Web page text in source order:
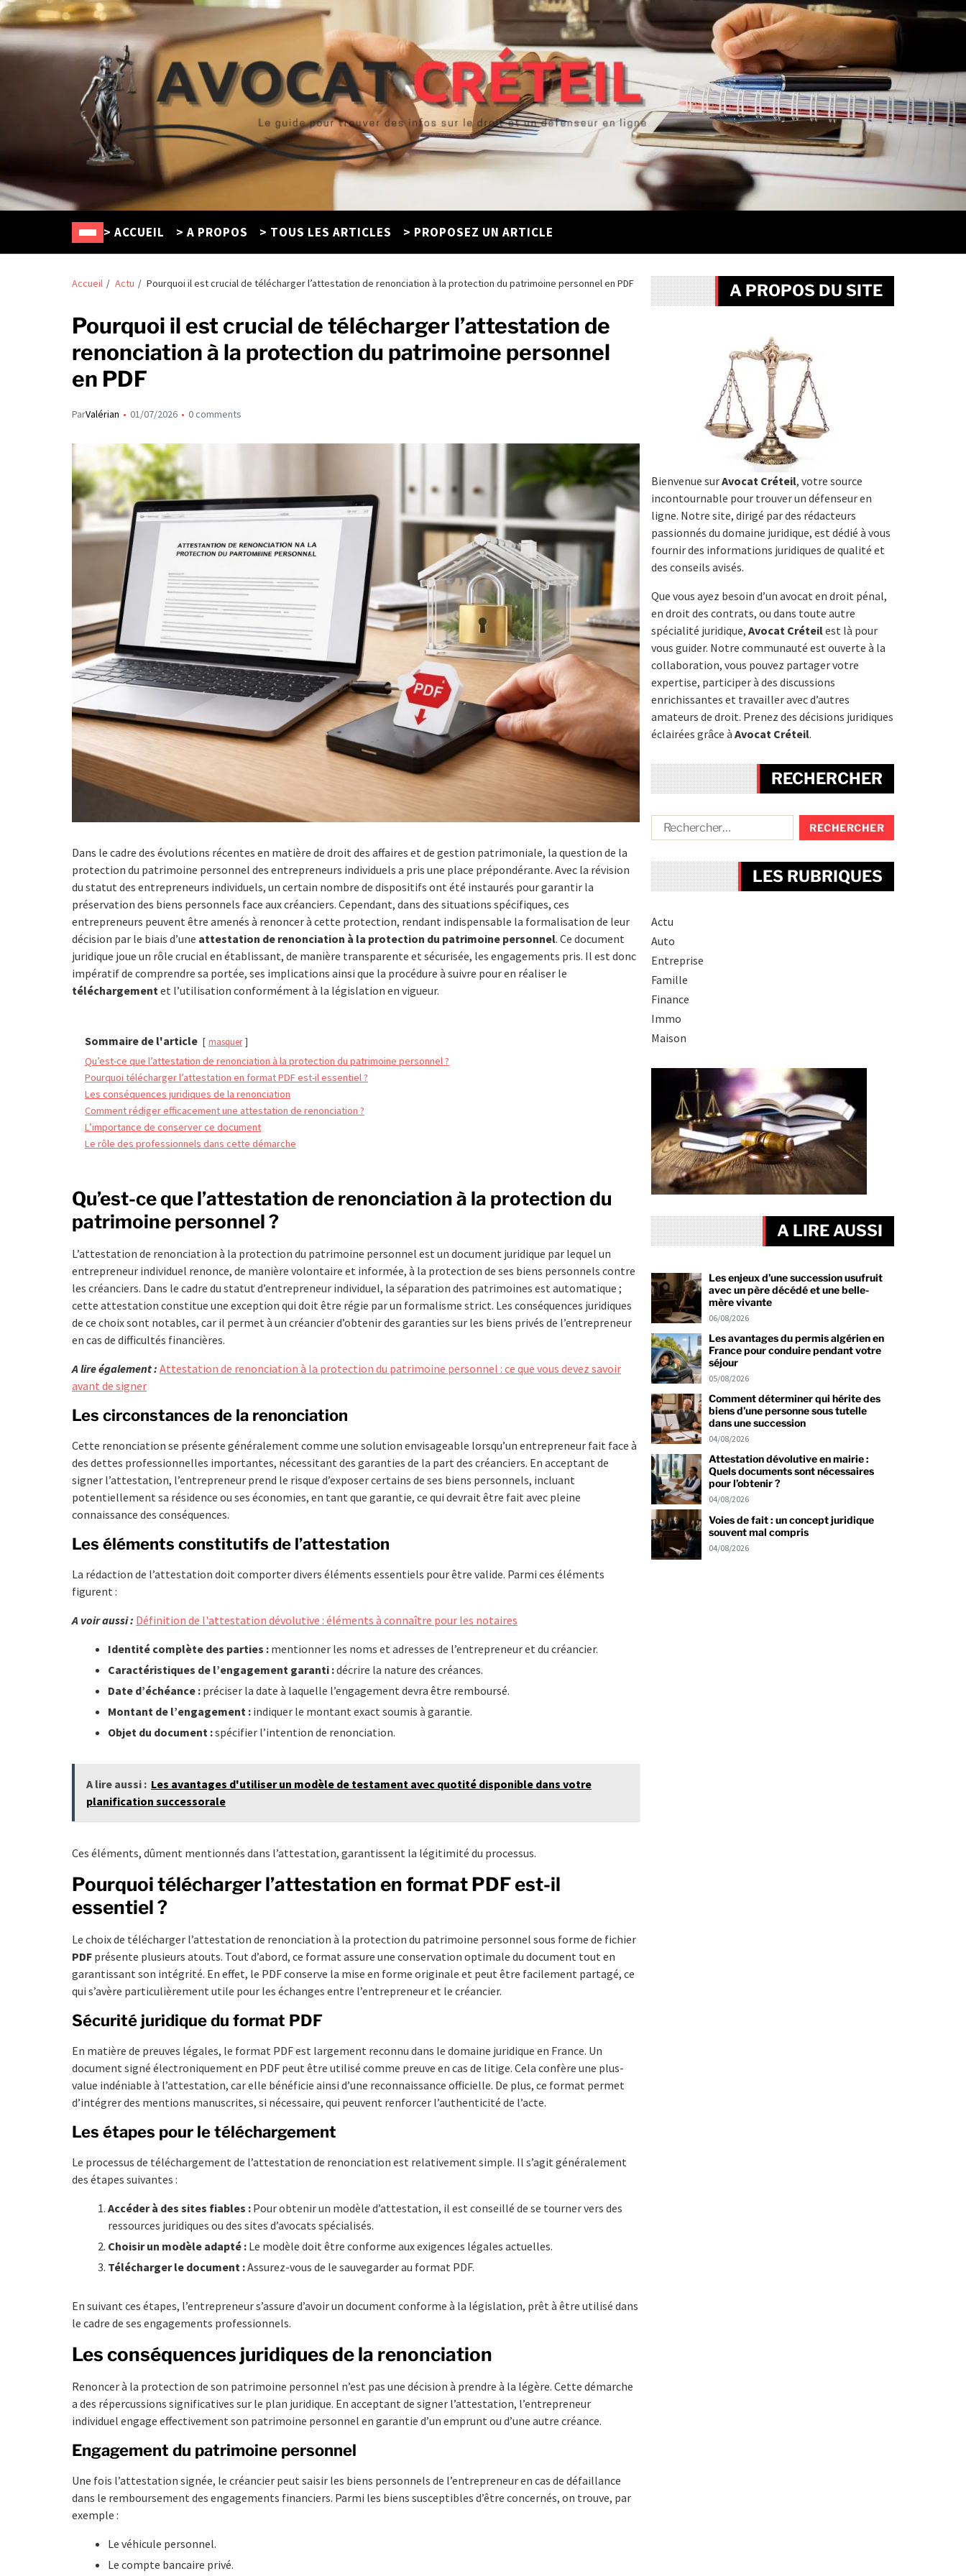
Avocat Créteil
Le guide pour trouver un défenseur en ligne
> ACCUEIL > A PROPOS > TOUS LES ARTICLES > PROPOSEZ UN ARTICLE
Accueil Actu Pourquoi il est crucial de télécharger l’attestation de renonciation à la protection du patrimoine personnel en PDF
Pourquoi il est crucial de télécharger l’attestation de
renonciation à la protection du patrimoine personnel
en PDF
ParValérian 01/07/2026 0 comments
Dans le cadre des évolutions récentes en matière de droit des affaires et de gestion patrimoniale, la question de la
protection du patrimoine personnel des entrepreneurs individuels a pris une place prépondérante. Avec la révision
du statut des entrepreneurs individuels, un certain nombre de dispositifs ont été instaurés pour garantir la
préservation des biens personnels face aux créanciers. Cependant, dans des situations spécifiques, ces
entrepreneurs peuvent être amenés à renoncer à cette protection, rendant indispensable la formalisation de leur
décision par le biais d’une attestation de renonciation à la protection du patrimoine personnel. Ce document
juridique joue un rôle crucial en établissant, de manière transparente et sécurisée, les engagements pris. Il est donc
impératif de comprendre sa portée, ses implications ainsi que la procédure à suivre pour en réaliser le
téléchargement et l’utilisation conformément à la législation en vigueur.
Sommaire de l'article masquer
Qu’est-ce que l’attestation de renonciation à la protection du patrimoine personnel ?
Pourquoi télécharger l’attestation en format PDF est-il essentiel ?
Les conséquences juridiques de la renonciation
Comment rédiger efficacement une attestation de renonciation ?
L’importance de conserver ce document
Le rôle des professionnels dans cette démarche
Qu’est-ce que l’attestation de renonciation à la protection du
patrimoine personnel ?
L’attestation de renonciation à la protection du patrimoine personnel est un document juridique par lequel un
entrepreneur individuel renonce, de manière volontaire et informée, à la protection de ses biens personnels contre
les créanciers. Dans le cadre du statut d’entrepreneur individuel, la séparation des patrimoines est automatique ;
cette attestation constitue une exception qui doit être régie par un formalisme strict. Les conséquences juridiques
de ce choix sont notables, car il permet à un créancier d’obtenir des garanties sur les biens privés de l’entrepreneur
en cas de difficultés financières.
A lire également : Attestation de renonciation à la protection du patrimoine personnel : ce que vous devez savoir
avant de signer
Les circonstances de la renonciation
Cette renonciation se présente généralement comme une solution envisageable lorsqu’un entrepreneur fait face à
des dettes professionnelles importantes, nécessitant des garanties de la part des créanciers. En acceptant de
signer l’attestation, l’entrepreneur prend le risque d’exposer certains de ses biens personnels, incluant
potentiellement sa résidence ou ses économies, en tant que garantie, ce qui devrait être fait avec pleine
connaissance des conséquences.
Les éléments constitutifs de l’attestation
La rédaction de l’attestation doit comporter divers éléments essentiels pour être valide. Parmi ces éléments
figurent :
A voir aussi : Définition de l'attestation dévolutive : éléments à connaître pour les notaires
Identité complète des parties : mentionner les noms et adresses de l’entrepreneur et du créancier.
Caractéristiques de l’engagement garanti :décrire la nature des créances.
Date d’échéance : préciser la date à laquelle l’engagement devra être remboursé.
Montant de l’engagement : indiquer le montant exact soumis à garantie.
Objet du document :spécifier l’intention de renonciation.
A lire aussi : Les avantages d'utiliser un modèle de testament avec quotité disponible dans votre
planification successorale
Ces éléments, dûment mentionnés dans l’attestation, garantissent la légitimité du processus.
Pourquoi télécharger l’attestation en format PDF est-il
essentiel ?
Le choix de télécharger l’attestation de renonciation à la protection du patrimoine personnel sous forme de fichier
PDF présente plusieurs atouts. Tout d’abord, ce format assure une conservation optimale du document tout en
garantissant son intégrité. En effet, le PDF conserve la mise en forme originale et peut être facilement partagé, ce
qui s’avère particulièrement utile pour les échanges entre l’entrepreneur et le créancier.
Sécurité juridique du format PDF
En matière de preuves légales, le format PDF est largement reconnu dans le domaine juridique en France. Un
document signé électroniquement en PDF peut être utilisé comme preuve en cas de litige. Cela confère une plus-
value indéniable à l’attestation, car elle bénéficie ainsi d’une reconnaissance officielle. De plus, ce format permet
d’intégrer des mentions manuscrites, si nécessaire, qui peuvent renforcer l’authenticité de l’acte.
Les étapes pour le téléchargement
Le processus de téléchargement de l’attestation de renonciation est relativement simple. Il s’agit généralement
des étapes suivantes :
Accéder à des sites fiables : Pour obtenir un modèle d’attestation, il est conseillé de se tourner vers des
ressources juridiques ou des sites d’avocats spécialisés.
Choisir un modèle adapté : Le modèle doit être conforme aux exigences légales actuelles.
Télécharger le document :Assurez-vous de le sauvegarder au format PDF.
En suivant ces étapes, l’entrepreneur s’assure d’avoir un document conforme à la législation, prêt à être utilisé dans
le cadre de ses engagements professionnels.
Les conséquences juridiques de la renonciation
Renoncer à la protection de son patrimoine personnel n’est pas une décision à prendre à la légère. Cette démarche
a des répercussions significatives sur le plan juridique. En acceptant de signer l’attestation, l’entrepreneur
individuel engage effectivement son patrimoine personnel en garantie d’un emprunt ou d’une autre créance.
Engagement du patrimoine personnel
Une fois l’attestation signée, le créancier peut saisir les biens personnels de l’entrepreneur en cas de défaillance
dans le remboursement des engagements financiers. Parmi les biens susceptibles d’être concernés, on trouve, par
exemple :
Le véhicule personnel.
Le compte bancaire privé.
A PROPOS DU SITE
Bienvenue surAvocat Créteil, votre source
incontournable pour trouver un défenseur en
ligne. Notre site, dirigé par des rédacteurs
passionnés du domaine juridique, est dédié à vous
fournir des informations juridiques de qualité et
des conseils avisés.
Que vous ayez besoin d’un avocat en droit pénal,
en droit des contrats, ou dans toute autre
spécialité juridique, Avocat Créteilest là pour
vous guider. Notre communauté est ouverte à la
collaboration, vous pouvez partager votre
expertise, participer à des discussions
enrichissantes et travailler avec d’autres
amateurs de droit. Prenez des décisions juridiques
éclairées grâce à Avocat Créteil.
RECHERCHER
LES RUBRIQUES
Actu
Auto
Entreprise
Famille
Finance
Immo
Maison
A LIRE AUSSI
Les enjeux d’une succession usufruit
avec un père décédé et une belle-
mère vivante
06/08/2026
Les avantages du permis algérien en
France pour conduire pendant votre
séjour
05/08/2026
Comment déterminer qui hérite des
biens d’une personne sous tutelle
dans une succession
04/08/2026
Attestation dévolutive en mairie :
Quels documents sont nécessaires
pour l’obtenir ?
04/08/2026
Voies de fait : un concept juridique
souvent mal compris
04/08/2026